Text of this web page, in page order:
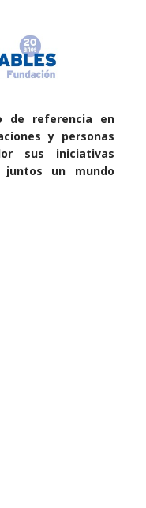
de referencia en
y personas
sus iniciativas
juntos un mundo